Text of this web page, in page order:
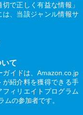
で正しく有益な情報」
、当該ジャンル情報サ
て
ガイドは、Amazon.co.jp
紹介料を獲得できる手
ィリエイトプログラム
の参加者です。